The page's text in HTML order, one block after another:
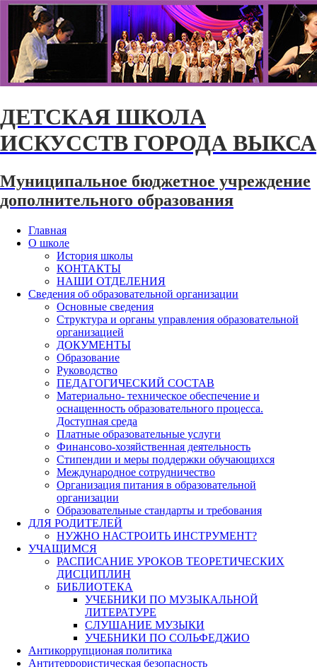
ДЕТСКАЯ ШКОЛА
ИСКУССТВ ГОРОДА ВЫКСА
Муниципальное бюджетное учреждение
дополнительного образования
Главная
О школе
История школы
КОНТАКТЫ
НАШИ ОТДЕЛЕНИЯ
Сведения об образовательной организации
Основные сведения
Структура и органы управления образовательной
организацией
ДОКУМЕНТЫ
Образование
Руководство
ПЕДАГОГИЧЕСКИЙ СОСТАВ
Материально- техническое обеспечение и
оснащенность образовательного процесса.
Доступная среда
Платные образовательные услуги
Финансово-хозяйственная деятельность
Стипендии и меры поддержки обучающихся
Международное сотрудничество
Организация питания в образовательной
организации
Образовательные стандарты и требования
ДЛЯ РОДИТЕЛЕЙ
НУЖНО НАСТРОИТЬ ИНСТРУМЕНТ?
УЧАЩИМСЯ
РАСПИСАНИЕ УРОКОВ ТЕОРЕТИЧЕСКИХ
ДИСЦИПЛИН
БИБЛИОТЕКА
УЧЕБНИКИ ПО МУЗЫКАЛЬНОЙ
ЛИТЕРАТУРЕ
СЛУШАНИЕ МУЗЫКИ
УЧЕБНИКИ ПО СОЛЬФЕДЖИО
Антикоррупционая политика
Антитеррористическая безопасность